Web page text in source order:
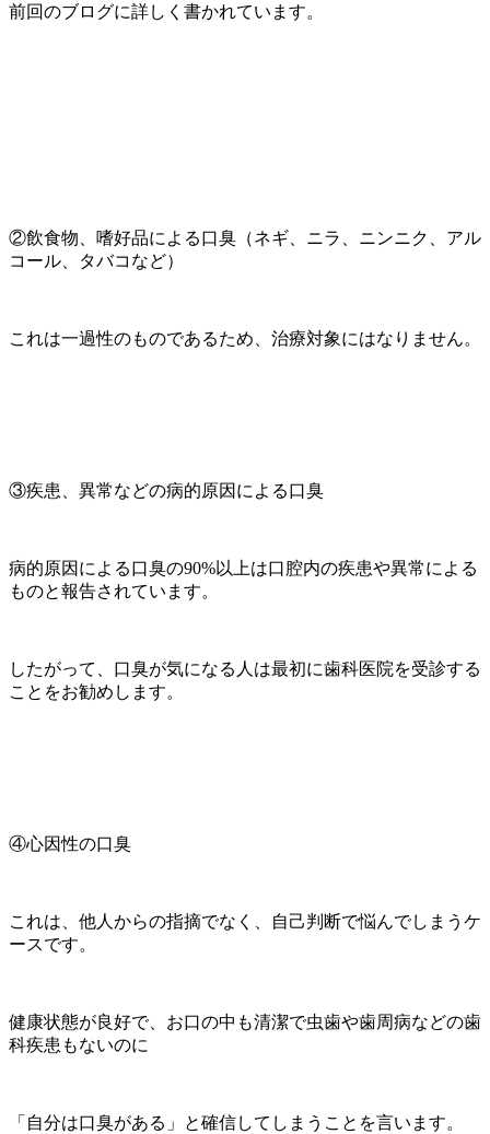
前回のブログに詳しく書かれています。
②飲食物、嗜好品による口臭（ネギ、ニラ、ニンニク、アル
コール、タバコなど）
これは一過性のものであるため、治療対象にはなりません。
③疾患、異常などの病的原因による口臭
病的原因による口臭の90%以上は口腔内の疾患や異常による
ものと報告されています。
したがって、口臭が気になる人は最初に歯科医院を受診する
ことをお勧めします。
④心因性の口臭
これは、他人からの指摘でなく、自己判断で悩んでしまうケ
ースです。
健康状態が良好で、お口の中も清潔で虫歯や歯周病などの歯
科疾患もないのに
「自分は口臭がある」と確信してしまうことを言います。